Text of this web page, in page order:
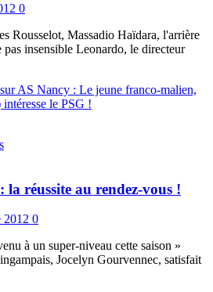
0
Rousselot, Massadio Haïdara, l'arrière
pas insensible Leonardo, le directeur
AS Nancy : Le jeune franco-malien,
le PSG !
réussite au rendez-vous !
2012 0
à un super-niveau cette saison »
Jocelyn Gourvennec, satisfait